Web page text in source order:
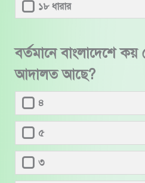
১৮ ধারার
বর্তমানে বাংলাদেশে কয়
আদালত আছে?
৪
৫
৩